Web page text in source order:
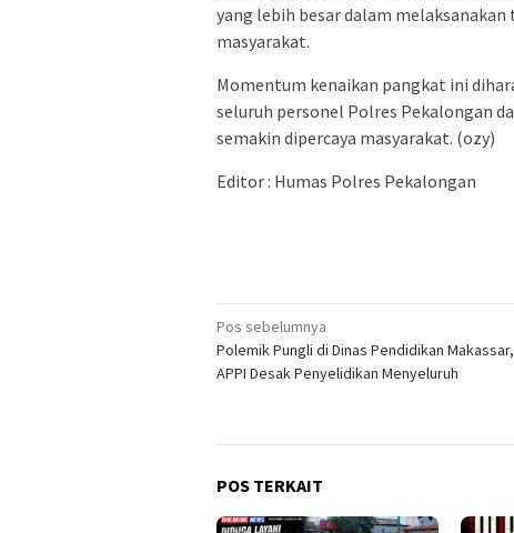
yang lebih besar dalam
masyarakat.
Momentum kenaikan pangkat ini
seluruh personel Polres Pekalongan
semakin dipercaya masyarakat. (ozy)
Editor : Humas Polres Pekalongan
Navigasi
pos
Pos sebelumnya
Polemik Pungli di Dinas Pendidikan Makassar,
APPI Desak Penyelidikan Menyeluruh
POS TERKAIT